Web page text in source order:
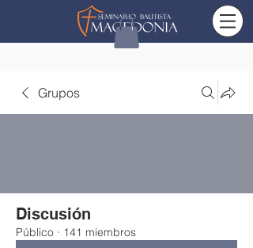
Grupos
Discusión
Público · 141 miembros